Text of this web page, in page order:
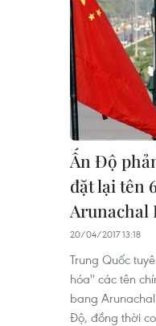
Ấn Độ
đặt lại tên
Arunachal
20/04/2017 13:18
Trung Quốc
hóa'' các tên
bang
Độ, đồng thời